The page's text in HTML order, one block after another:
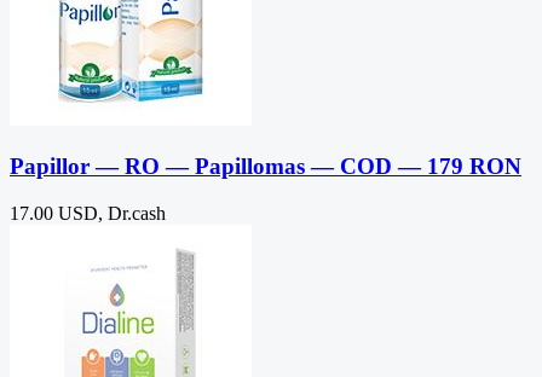
Papillor — RO — Papillomas — COD — 179 RON
17.00 USD, Dr.cash